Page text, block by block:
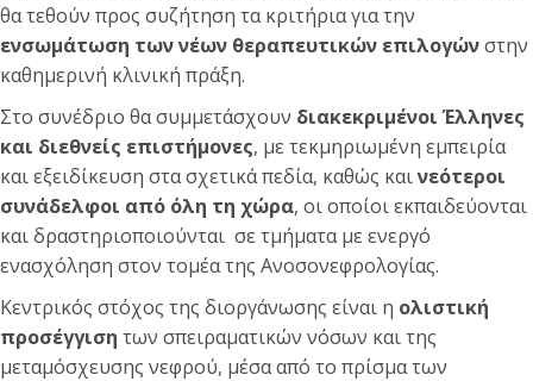
θα τεθούν προς συζήτηση τα κριτήρια για την
ενσωμάτωση των νέων θεραπευτικών επιλογώνστην
καθημερινή κλινική πράξη.
Στο συνέδριο θα συμμετάσχουν διακεκριμένοι Έλληνες
και διεθνείς επιστήμονες, με τεκμηριωμένη εμπειρία
και εξειδίκευση στα σχετικά πεδία, καθώς καινεότεροι
συνάδελφοι από όλη τη χώρα, οι οποίοι εκπαιδεύονται
και δραστηριοποιούνται σε τμήματα με ενεργό
ενασχόληση στον τομέα της Ανοσονεφρολογίας.
Κεντρικός στόχος της διοργάνωσης είναι η ολιστική
προσέγγιση των σπειραματικών νόσων και της
μεταμόσχευσης νεφρού, μέσα από το πρίσμα των